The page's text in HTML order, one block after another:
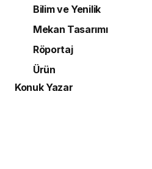
Bilim ve Yenilik
Mekan Tasarımı
Röportaj
Ürün
Konuk Yazar